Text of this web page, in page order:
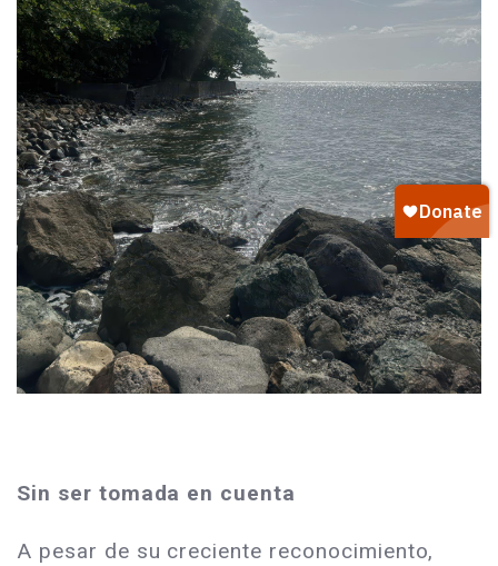
Sin ser tomada en cuenta
A pesar de su creciente reconocimiento,